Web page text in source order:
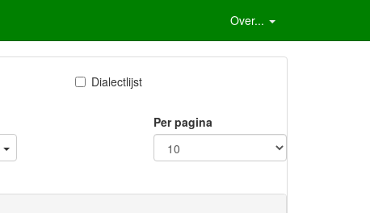
Over...
Dialectlijst
Per pagina